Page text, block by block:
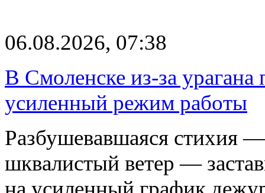
06.08.2026, 07:38
В Смоленске из-за
усиленный режим работы
Разбушевавшаяся стихия
шквалистый ветер —